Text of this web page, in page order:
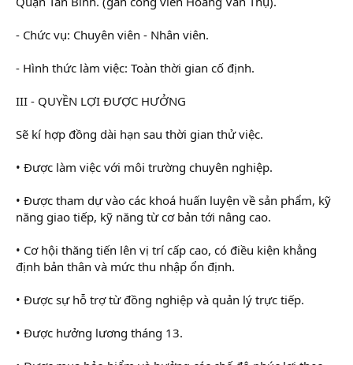
- Chức vụ: Chuyên viên - Nhân viên.
- Hình thức làm việc: Toàn thời gian cố định.
III - QUYỀN LỢI ĐƯỢC HƯỞNG
Sẽ kí hợp đồng dài hạn sau thời gian thử việc.
• Được làm việc với môi trường chuyên nghiệp.
• Ðược tham dự vào các khoá huấn luyện về sản phẩm, kỹ
năng giao tiếp, kỹ năng từ cơ bản tới nâng cao.
• Cơ hội thăng tiến lên vị trí cấp cao, có điều kiện khẳng
định bản thân và mức thu nhập ổn định.
• Được sự hỗ trợ từ đồng nghiệp và quản lý trực tiếp.
• Được hưởng lương tháng 13.